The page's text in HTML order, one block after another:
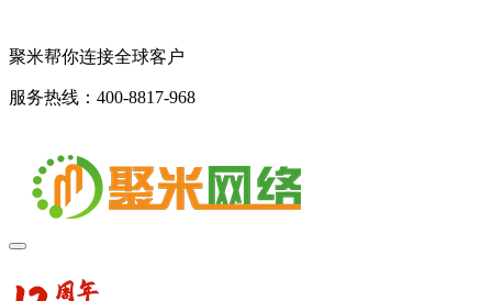
聚米帮你连接全球客户
服务热线：400-8817-968